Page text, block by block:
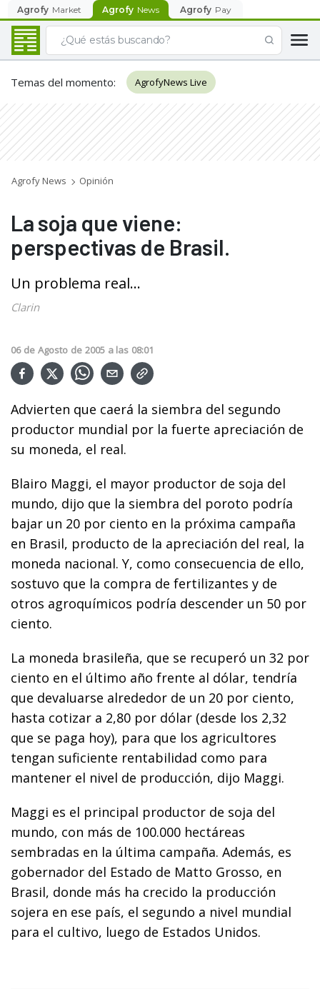
Agrofy Market Agrofy News Agrofy Pay
Temas del momento: AgrofyNews Live
Agrofy News Opinión
La soja que viene:
perspectivas de Brasil.
Un problema real...
Clarin
06 de Agosto de 2005 a las 08:01
Advierten que caerá la siembra del segundo
productor mundial por la fuerte apreciación de
su moneda, el real.
Blairo Maggi, el mayor productor de soja del
mundo, dijo que la siembra del poroto podría
bajar un 20 por ciento en la próxima campaña
en Brasil, producto de la apreciación del real, la
moneda nacional. Y, como consecuencia de ello,
sostuvo que la compra de fertilizantes y de
otros agroquímicos podría descender un 50 por
ciento.
La moneda brasileña, que se recuperó un 32 por
ciento en el último año frente al dólar, tendría
que devaluarse alrededor de un 20 por ciento,
hasta cotizar a 2,80 por dólar (desde los 2,32
que se paga hoy), para que los agricultores
tengan suficiente rentabilidad como para
mantener el nivel de producción, dijo Maggi.
Maggi es el principal productor de soja del
mundo, con más de 100.000 hectáreas
sembradas en la última campaña. Además, es
gobernador del Estado de Matto Grosso, en
Brasil, donde más ha crecido la producción
sojera en ese país, el segundo a nivel mundial
para el cultivo, luego de Estados Unidos.